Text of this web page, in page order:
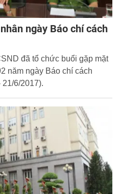
ngày Báo chí cách
đã tổ chức buổi gặp mặt
năm ngày Báo chí cách
21/6/2017).